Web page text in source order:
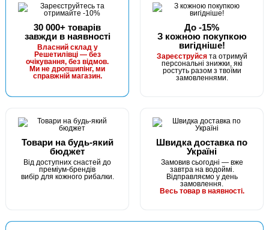
30 000+ товарів
завжди в наявності
Власний склад у
Решетилівці — без
очікування, без відмов.
Ми не дропшипінг, ми
справжній магазин.
До -15%
З кожною покупкою
вигідніше!
Зареєструйсята отримуй
персональні знижки, які
ростуть разом з твоїми
замовленнями.
Товари на будь-який
бюджет
Від доступних снастей до
преміум-брендів
вибір для кожного рибалки.
Швидка доставка по
Україні
Замовив сьогодні — вже
завтра на водоймі.
Відправляємо у день
замовлення.
Весь товар в наявності.